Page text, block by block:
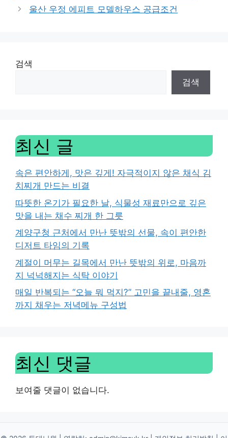
울산 우정 에피트 모델하우스 공급조건
검색
검색
최신 글
속은 편안하게, 맛은 깊게! 자극적이지 않은 채식 김
치찌개 만드는 비결
따뜻한 온기가 필요한 날, 식물성 재료만으로 깊은
맛을 내는 채수 찌개 한 그릇
계양구청 근처에서 만난 뜻밖의 선물, 속이 편안한
디저트 타임의 기록
계절이 머무는 길목에서 만난 뜻밖의 위로, 마음까
지 넉넉해지는 식탁 이야기
매일 반복되는 “오늘 뭐 먹지?” 고민을 끝내줄, 영혼
까지 채우는 저녁메뉴 구성법
최신 댓글
보여줄 댓글이 없습니다.